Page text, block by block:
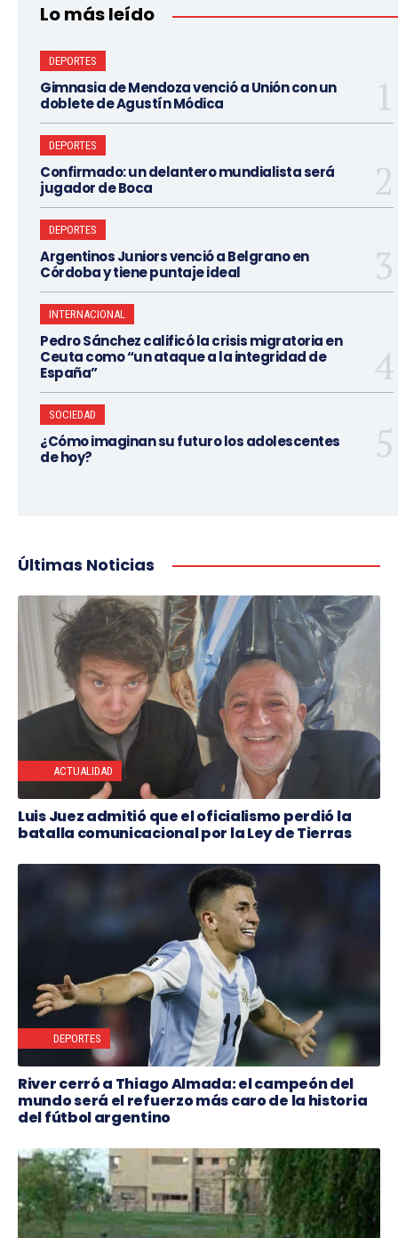
Lo más leído
DEPORTES
Gimnasia de Mendoza venció a Unión con un
doblete de Agustín Módica
DEPORTES
Confirmado: un delantero mundialista será
jugador de Boca
DEPORTES
Argentinos Juniors venció a Belgrano en
Córdoba y tiene puntaje ideal
INTERNACIONAL
Pedro Sánchez calificó la crisis migratoria en
Ceuta como “un ataque a la integridad de
España”
SOCIEDAD
¿Cómo imaginan su futuro los adolescentes
de hoy?
Últimas Noticias
ACTUALIDAD
Luis Juez admitió que el oficialismo perdió la
batalla comunicacional por la Ley de Tierras
DEPORTES
River cerró a Thiago Almada: el campeón del
mundo será el refuerzo más caro de la historia
del fútbol argentino